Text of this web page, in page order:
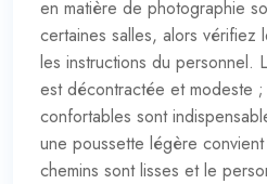
en matière de photographie
certaines salles, alors vérifiez
les instructions du personnel.
est décontractée et modeste
confortables sont
une poussette légère
chemins sont lisses et le